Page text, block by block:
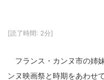
生から普及成長ま
注目される。通信
ペイン）の元日
などを経て、現在
注力中。
[読了時間: 2分]
フランス・カンヌ市の姉
ンヌ映画祭と時期をあわせ
Drone
VR/AR
投資家登録
特集